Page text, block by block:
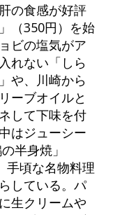
の食感が好評
（350円）を始
ビの塩気がア
れない「しら
や、川崎から
ーブオイルと
して下味を付
はジューシー
半身焼」
手頃な名物料理
している。パ
生クリームや